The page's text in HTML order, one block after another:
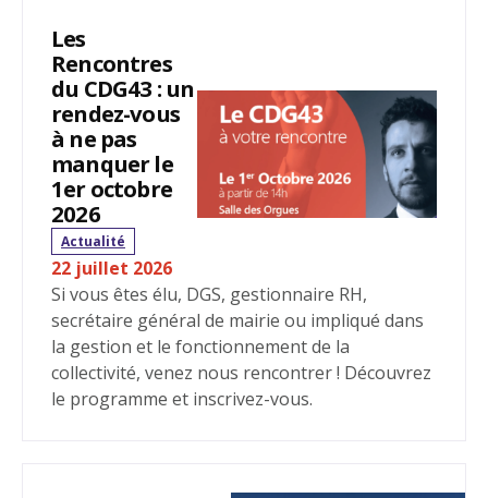
Les
Rencontres
du CDG43 : un
rendez-vous
à ne pas
manquer le
1er octobre
2026
Actualité
22 juillet 2026
Si vous êtes élu, DGS, gestionnaire RH,
secrétaire général de mairie ou impliqué dans
la gestion et le fonctionnement de la
collectivité, venez nous rencontrer ! Découvrez
le programme et inscrivez-vous.